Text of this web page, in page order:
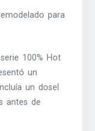
para
100% Hot
un
un dosel
antes de